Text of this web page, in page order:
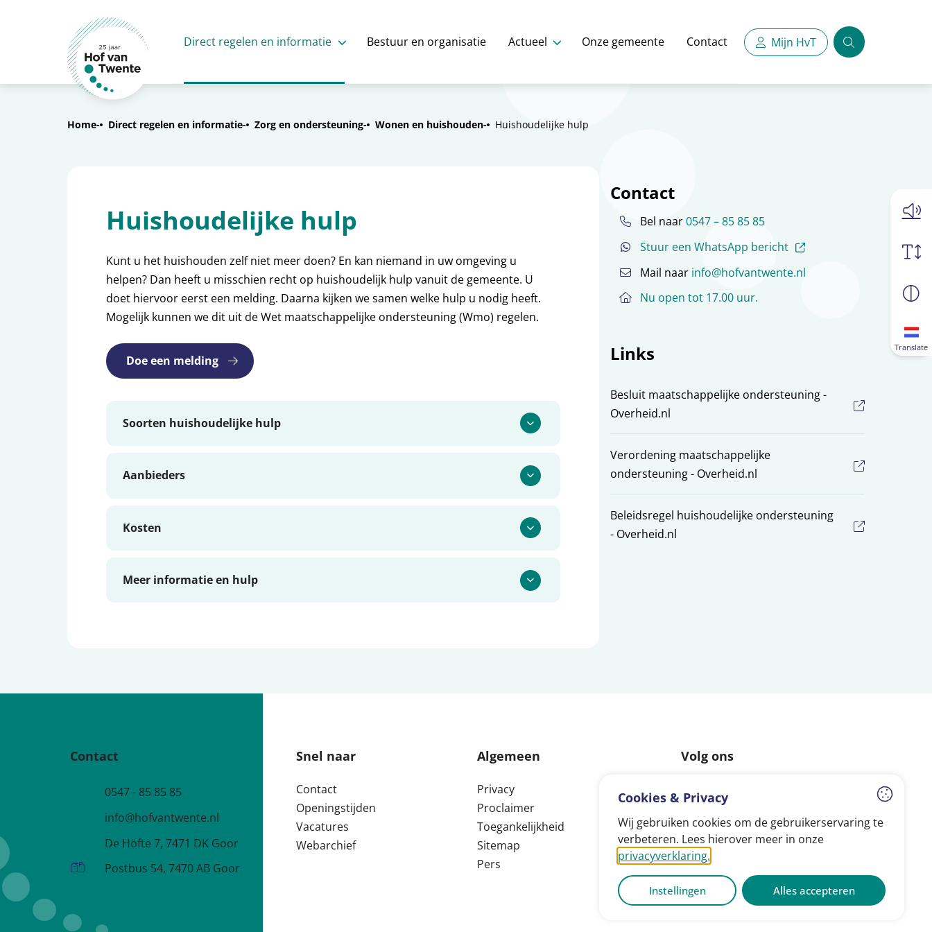
Cookies & Privacy
Wij gebruiken cookies om de gebruikerservaring te
verbeteren. Lees hierover meer in onze
privacyverklaring.
Instellingen Alles accepteren
Direct regelen en informatie Bestuur en organisatie Actueel Onze gemeente Contact Mijn HvT
Zoeken
Translate
Home Direct regelen en informatie Zorg en ondersteuning Wonen en huishouden Huishoudelijke hulp
Huishoudelijke hulp
Kunt u het huishouden zelf niet meer doen? En kan niemand in uw omgeving u
helpen? Dan heeft u misschien recht op huishoudelijk hulp vanuit de gemeente. U
doet hiervoor eerst een melding. Daarna kijken we samen welke hulp u nodig heeft.
Mogelijk kunnen we dit uit de Wet maatschappelijke ondersteuning (Wmo) regelen.
Doe een melding
Soorten huishoudelijke hulp
Aanbieders
Kosten
Meer informatie en hulp
Contact
Bel naar0547 – 85 85 85
Stuur een WhatsApp bericht
Mail naar info@hofvantwente.nl
Nu open tot 17.00 uur.
Links
Besluit maatschappelijke ondersteuning -
Overheid.nl
Verordening maatschappelijke
ondersteuning - Overheid.nl
Beleidsregel huishoudelijke ondersteuning
- Overheid.nl
Contact
Telefoonnummer
0547 - 85 85 85
e-mailadres:info@hofvantwente.nl
De Höfte 7, 7471 DK Goor
Postadres:Postbus 54, 7470 AB Goor
Snel naar
Contact
Openingstijden
Vacatures
Webarchief
Algemeen
Privacy
Proclaimer
Toegankelijkheid
Sitemap
Pers
Volg ons
FacebookInstagram